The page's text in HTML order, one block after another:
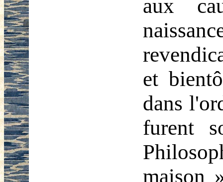
aux
et
dans
furent
maison